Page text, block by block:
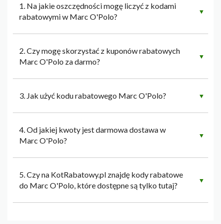
1. Na jakie oszczędności mogę liczyć z kodami
rabatowymi w Marc O'Polo?
▼
2. Czy mogę skorzystać z kuponów rabatowych
Marc O'Polo za darmo?
▼
3. Jak użyć kodu rabatowego Marc O'Polo? ▼
4. Od jakiej kwoty jest darmowa dostawa w
Marc O'Polo?
▼
5. Czy na KotRabatowy.pl znajdę kody rabatowe
do Marc O'Polo, które dostępne są tylko tutaj?
▼